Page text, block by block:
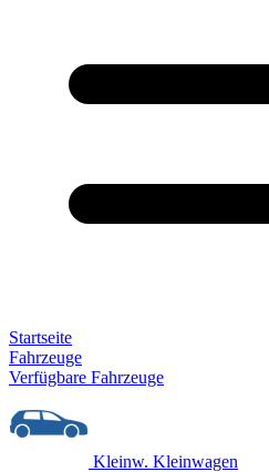
Startseite
Fahrzeuge
Verfügbare Fahrzeuge
Kleinw. Kleinwagen